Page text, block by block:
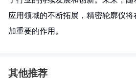
应用领域的不断拓展，精密轮廓仪
加重要的作用。
其他推荐